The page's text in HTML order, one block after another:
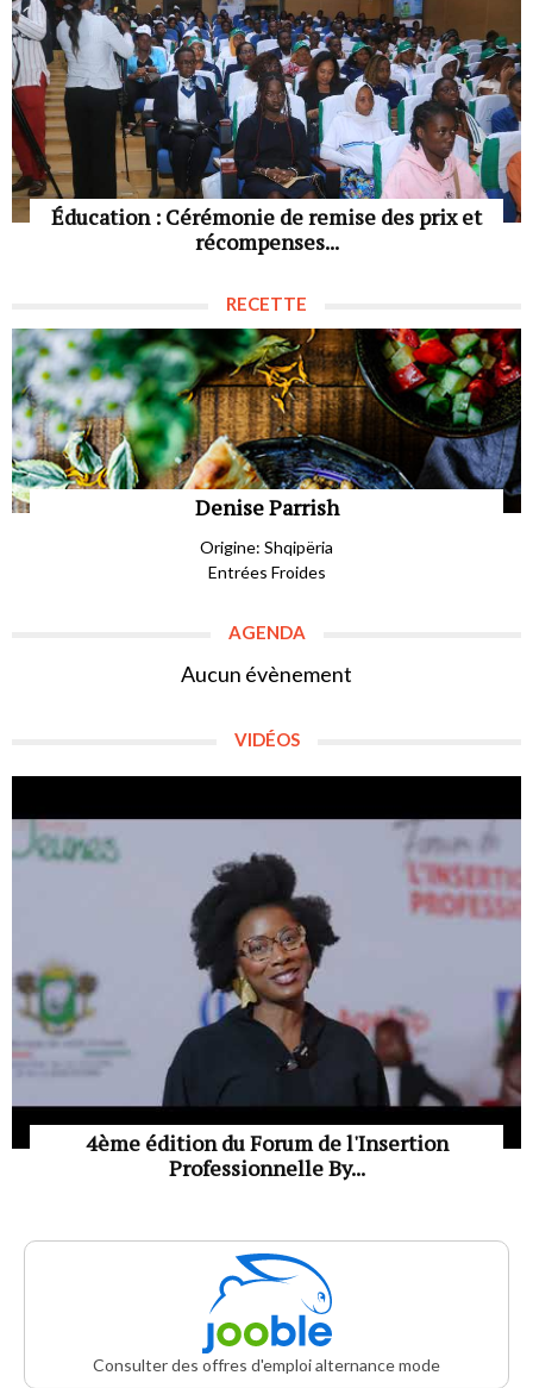
Éducation : Cérémonie de remise des prix et
récompenses...
RECETTE
Denise Parrish
Origine: Shqipëria
Entrées Froides
AGENDA
Aucun évènement
VIDÉOS
4ème édition du Forum de l'Insertion
Professionnelle By...
Consulter des offres d'emploi alternance mode